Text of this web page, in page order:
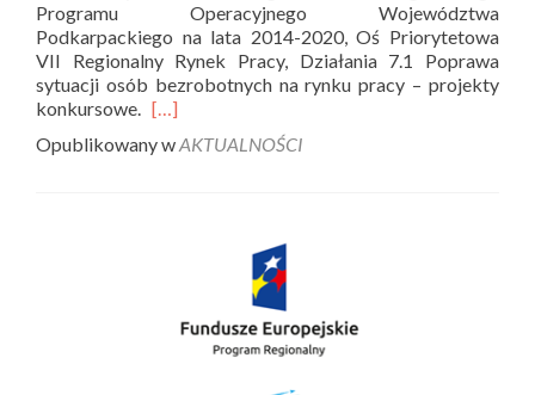
Programu Operacyjnego Województwa
Podkarpackiego na lata 2014-2020, Oś Priorytetowa
VII Regionalny Rynek Pracy, Działania 7.1 Poprawa
sytuacji osób bezrobotnych na rynku pracy – projekty
konkursowe. Read
about
bezrobotnych”
[…]
Opublikowany wAKTUALNOŚCI